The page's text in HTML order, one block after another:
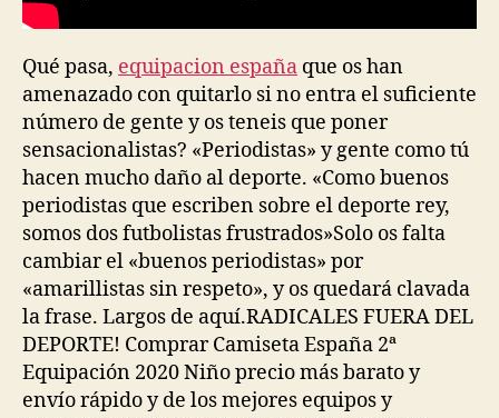
Qué pasa, equipacion españa que os han
amenazado con quitarlo si no entra el suficiente
número de gente y os teneis que poner
sensacionalistas? «Periodistas» y gente como tú
hacen mucho daño al deporte. «Como buenos
periodistas que escriben sobre el deporte rey,
somos dos futbolistas frustrados»Solo os falta
cambiar el «buenos periodistas» por
«amarillistas sin respeto», y os quedará clavada
la frase. Largos de aquí.RADICALES FUERA DEL
DEPORTE! Comprar Camiseta España 2ª
Equipación 2020 Niño precio más barato y
envío rápido y de los mejores equipos y